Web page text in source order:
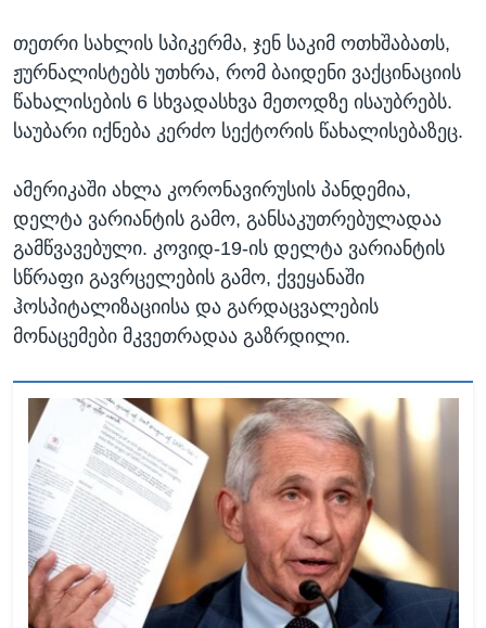
თეთრი სახლის სპიკერმა, ჯენ საკიმ ოთხშაბათს,
ჟურნალისტებს უთხრა, რომ ბაიდენი ვაქცინაციის
წახალისების 6 სხვადასხვა მეთოდზე ისაუბრებს.
საუბარი იქნება კერძო სექტორის წახალისებაზეც.
ამერიკაში ახლა კორონავირუსის პანდემია,
დელტა ვარიანტის გამო, განსაკუთრებულადაა
გამწვავებული. კოვიდ-19-ის დელტა ვარიანტის
სწრაფი გავრცელების გამო, ქვეყანაში
ჰოსპიტალიზაციისა და გარდაცვალების
მონაცემები მკვეთრადაა გაზრდილი.